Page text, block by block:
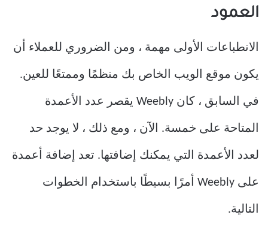
العمود
الانطباعات الأولى مهمة ، ومن الضروري للعملاء أن
يكون موقع الويب الخاص بك منظمًا وممتعًا للعين.
في السابق ، كان Weebly يقصر عدد الأعمدة
المتاحة على خمسة. الآن ، ومع ذلك ، لا يوجد حد
لعدد الأعمدة التي يمكنك إضافتها. تعد إضافة أعمدة
على Weebly أمرًا بسيطًا باستخدام الخطوات
التالية.